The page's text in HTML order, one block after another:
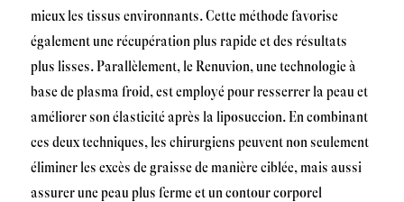
mieux les tissus environnants. Cette méthode favorise
également une récupération plus rapide et des résultats
plus lisses. Parallèlement, le Renuvion, une technologie à
base de plasma froid, est employé pour resserrer la peau et
améliorer son élasticité après la liposuccion. En combinant
ces deux techniques, les chirurgiens peuvent non seulement
éliminer les excès de graisse de manière ciblée, mais aussi
assurer une peau plus ferme et un contour corporel